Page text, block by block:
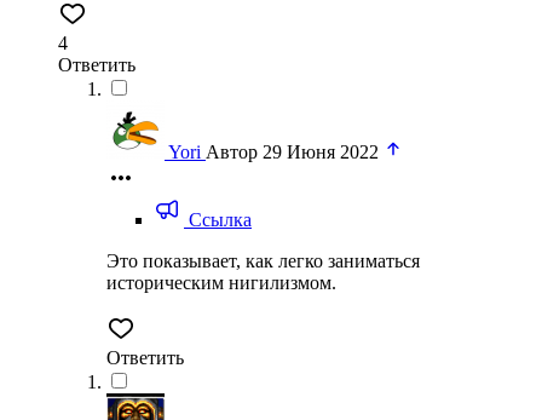
4
Ответить
Yori Автор 29 Июня 2022
Ссылка
Это показывает, как легко заниматься
историческим нигилизмом.
Ответить